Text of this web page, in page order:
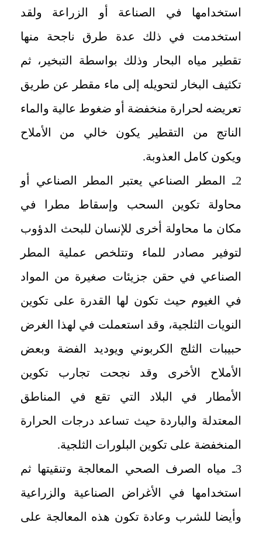
استخدامها في الصناعة أو الزراعة ولقد
استخدمت في ذلك عدة طرق ناجحة منها
تقطير مياه البحار وذلك بواسطة التبخير، ثم
تكثيف البخار لتحويله إلى ماء مقطر عن طريق
تعريضه لحرارة منخفضة أو ضغوط عالية والماء
الناتج من التقطير يكون خالي من الأملاح
ويكون كامل العذوبة.
2ـ المطر الصناعي
يعتبر المطر الصناعي أو
محاولة تكوين السحب وإسقاط مطرا في
مكان ما محاولة أخرى للإنسان للبحث الدؤوب
لتوفير مصادر للماء وتتلخص عملية المطر
الصناعي في حقن جزيئات صغيرة من المواد
في الغيوم حيث تكون لها القدرة على تكوين
النويات الثلجية، وقد استعملت في لهذا الغرض
حبيبات الثلج الكربوني ويوديد الفضة وبعض
الأملاح الأخرى وقد نجحت تجارب تكوين
الأمطار في البلاد التي تقع في المناطق
المعتدلة والباردة حيث تساعد درجات الحرارة
المنخفضة على تكوين البلورات الثلجية.
3ـ مياه الصرف الصحي المعالجة
وتنقيتها ثم
استخدامها في الأغراض الصناعية والزراعية
وأيضا للشرب وعادة تكون هذه المعالجة على